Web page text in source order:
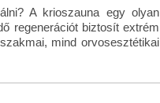
A krioszauna egy olyan
regenerációt biztosít extrém
mind orvosesztétikai